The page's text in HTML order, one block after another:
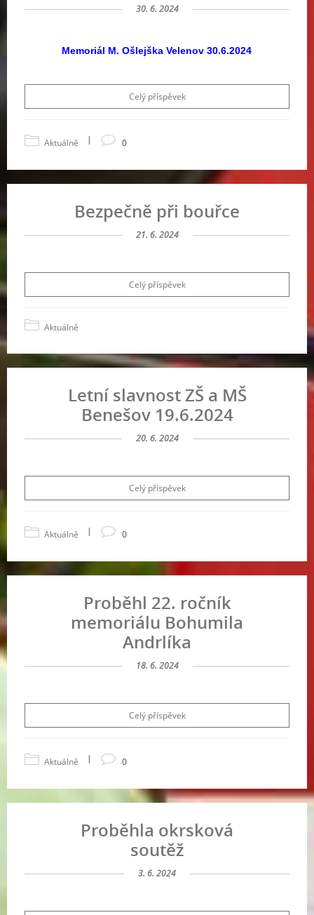
30. 6. 2024
Memoriál M. Ošlejška Velenov 30.6.2024
Celý příspěvek
Aktuálně | 0
Bezpečně při bouřce
21. 6. 2024
Celý příspěvek
Aktuálně
Letní slavnost ZŠ a MŠ
Benešov 19.6.2024
20. 6. 2024
Celý příspěvek
Aktuálně | 0
Proběhl 22. ročník
memoriálu Bohumila
Andrlíka
18. 6. 2024
Celý příspěvek
Aktuálně | 0
Proběhla okrsková
soutěž
3. 6. 2024